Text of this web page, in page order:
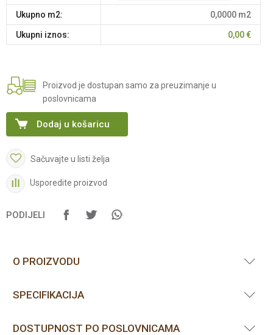
Ukupno m2: 0,0000 m2
Ukupni iznos: 0,00€
Proizvod je dostupan samo za preuzimanje u
poslovnicama
Dodaj u košaricu
Sačuvajte u listi želja
Usporedite proizvod
PODIJELI
O PROIZVODU
SPECIFIKACIJA
DOSTUPNOST PO POSLOVNICAMA